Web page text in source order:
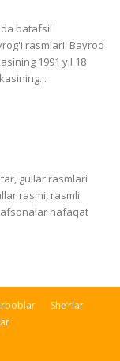
batafsil
rasmlari. Bayroq
1991 yil 18
gullar rasmlari
rasmi, rasmli
nafaqat
She’rlar